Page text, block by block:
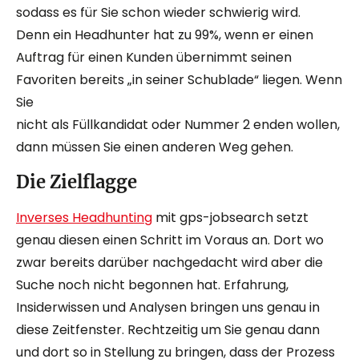
sodass es für Sie schon wieder schwierig wird.
Denn ein Headhunter hat zu 99%, wenn er einen
Auftrag für einen Kunden übernimmt seinen
Favoriten bereits „in seiner Schublade“ liegen. Wenn
Sie
nicht als Füllkandidat oder Nummer 2 enden wollen,
dann müssen Sie einen anderen Weg gehen.
Die Zielflagge
Inverses Headhunting mit gps-jobsearch setzt
genau diesen einen Schritt im Voraus an. Dort wo
zwar bereits darüber nachgedacht wird aber die
Suche noch nicht begonnen hat. Erfahrung,
Insiderwissen und Analysen bringen uns genau in
diese Zeitfenster. Rechtzeitig um Sie genau dann
und dort so in Stellung zu bringen, dass der Prozess